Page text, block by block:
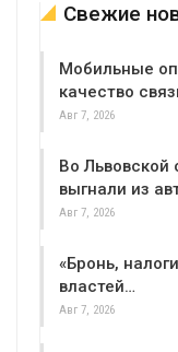
Свежие
Мобильные
качество
Авг 7, 2026
Во Львовской
выгнали из
Авг 7, 2026
«Бронь,
властей…
Авг 7, 2026